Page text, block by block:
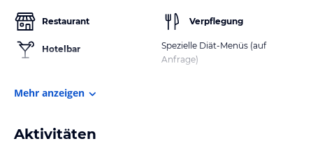
Restaurant
Hotelbar
Verpflegung
Spezielle Diät-Menüs (auf
Anfrage)
Mehr anzeigen
Aktivitäten